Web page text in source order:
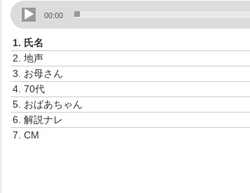
音
声
レ
ー
ヤ
ー
00:00
1. 氏名
2.地声
3. お母さん
4.70代
5. おばあちゃん
6.解説ナレ
7.CM